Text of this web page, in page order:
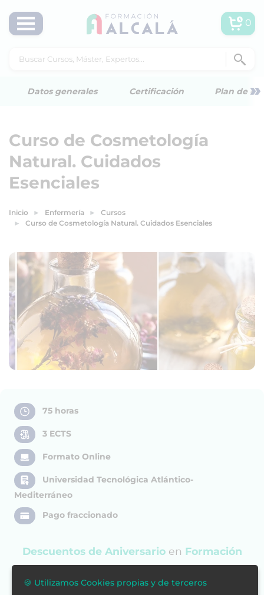
0
Datos generales Certificación Plan de »
Curso de Cosmetología
Natural. Cuidados
Esenciales
Inicio Enfermería
Cursos
Curso de Cosmetología Natural. Cuidados Esenciales
75 horas
3 ECTS
Formato Online
Universidad Tecnológica Atlántico-
Mediterráneo
Pago fraccionado
Descuentos de Aniversarioen Formación
🍪 Utilizamos Cookies propias y de terceros